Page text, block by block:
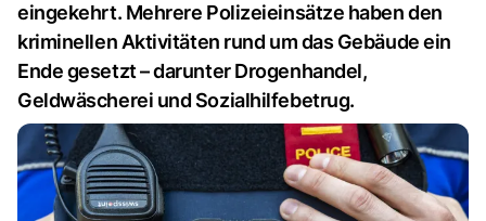
eingekehrt. Mehrere Polizeieinsätze haben den
kriminellen Aktivitäten rund um das Gebäude ein
Ende gesetzt – darunter Drogenhandel,
Geldwäscherei und Sozialhilfebetrug.